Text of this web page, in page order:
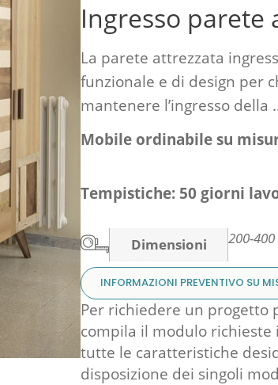
4.00su
5 su
base di
recensioni
Ingresso parete
La parete attrezzata
funzionale e di design per
mantenere l’ingresso della
Mobile ordinabile su
Tempistiche: 50 giorni
Dimensioni 200-
INFORMAZIONI PREVENTIVO SU
Per richiedere un progetto
compila il modulo
tutte le caratteristiche
disposizione dei singoli